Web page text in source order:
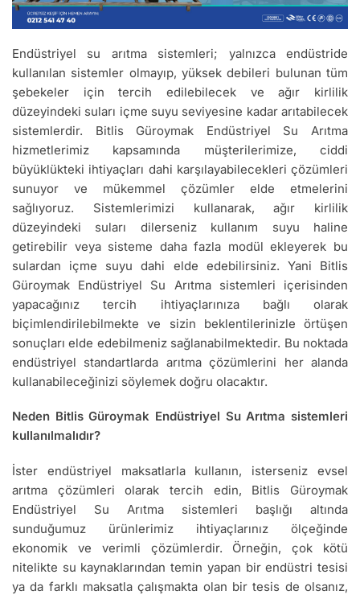
Endüstriyel su arıtma sistemleri; yalnızca endüstride
kullanılan sistemler olmayıp, yüksek debileri bulunan tüm
şebekeler için tercih edilebilecek ve ağır kirlilik
düzeyindeki suları içme suyu seviyesine kadar arıtabilecek
sistemlerdir. Bitlis Güroymak Endüstriyel Su Arıtma
hizmetlerimiz kapsamında müşterilerimize, ciddi
büyüklükteki ihtiyaçları dahi karşılayabilecekleri çözümleri
sunuyor ve mükemmel çözümler elde etmelerini
sağlıyoruz. Sistemlerimizi kullanarak, ağır kirlilik
düzeyindeki suları dilerseniz kullanım suyu haline
getirebilir veya sisteme daha fazla modül ekleyerek bu
sulardan içme suyu dahi elde edebilirsiniz. Yani Bitlis
Güroymak Endüstriyel Su Arıtma sistemleri içerisinden
yapacağınız tercih ihtiyaçlarınıza bağlı olarak
biçimlendirilebilmekte ve sizin beklentilerinizle örtüşen
sonuçları elde edebilmeniz sağlanabilmektedir. Bu noktada
endüstriyel standartlarda arıtma çözümlerini her alanda
kullanabileceğinizi söylemek doğru olacaktır.
Neden Bitlis Güroymak Endüstriyel Su Arıtma sistemleri
kullanılmalıdır?
İster endüstriyel maksatlarla kullanın, isterseniz evsel
arıtma çözümleri olarak tercih edin, Bitlis Güroymak
Endüstriyel Su Arıtma sistemleri başlığı altında
sunduğumuz ürünlerimiz ihtiyaçlarınız ölçeğinde
ekonomik ve verimli çözümlerdir. Örneğin, çok kötü
nitelikte su kaynaklarından temin yapan bir endüstri tesisi
ya da farklı maksatla çalışmakta olan bir tesis de olsanız,